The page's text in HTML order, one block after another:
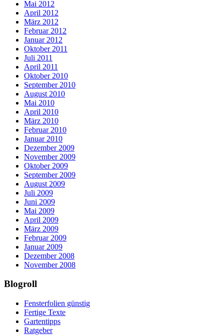
Mai 2012
April 2012
März 2012
Februar 2012
Januar 2012
Oktober 2011
Juli 2011
April 2011
Oktober 2010
September 2010
August 2010
Mai 2010
April 2010
März 2010
Februar 2010
Januar 2010
Dezember 2009
November 2009
Oktober 2009
September 2009
August 2009
Juli 2009
Juni 2009
Mai 2009
April 2009
März 2009
Februar 2009
Januar 2009
Dezember 2008
November 2008
Blogroll
Fensterfolien günstig
Fertige Texte
Gartentipps
Ratgeber